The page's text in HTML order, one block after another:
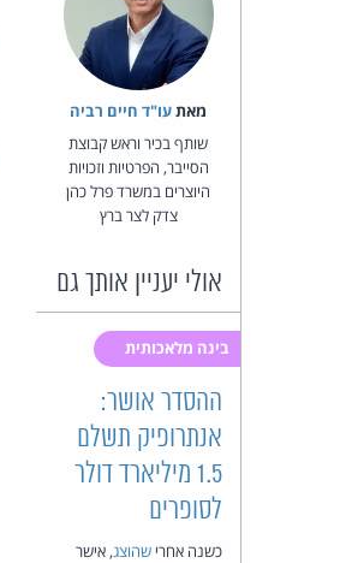
מאת‏עו"ד חיים רביה
שותף בכיר וראש קבוצת
הסייבר, הפרטיות וזכויות
היוצרים במשרד פרל כהן
צדק לצר ברץ
אולי יעניין אותך גם
בינה מלאכותית
ההסדר אושר:
אנתרופיק תשלם
1.5 מיליארד דולר
לסופרים
כשנה אחרי שהוצג, אישר